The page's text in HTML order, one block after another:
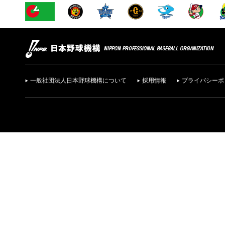
一般社団法人日本野球機構について 採用情報 プライバシー